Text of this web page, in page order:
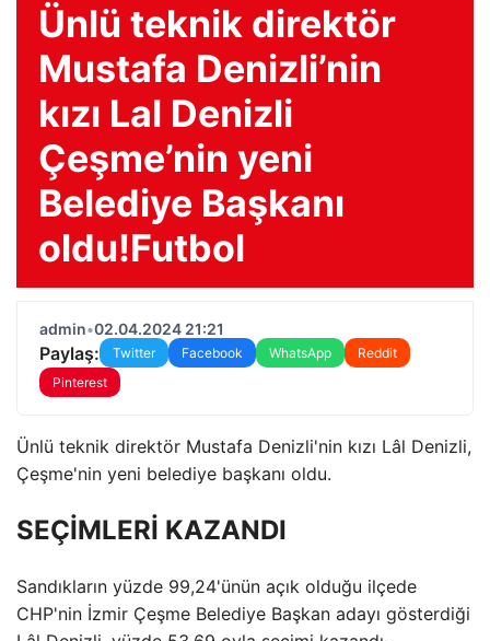
Ünlü teknik direktör
Mustafa Denizli’nin
kızı Lal Denizli
Çeşme’nin yeni
Belediye Başkanı
oldu!Futbol
admin•02.04.2024 21:21
Paylaş: Twitter Facebook WhatsApp
Reddit
Pinterest
Ünlü teknik direktör Mustafa Denizli'nin kızı Lâl Denizli,
Çeşme'nin yeni belediye başkanı oldu.
SEÇİMLERİ KAZANDI
Sandıkların yüzde 99,24'ünün açık olduğu ilçede
CHP'nin İzmir Çeşme Belediye Başkan adayı gösterdiği